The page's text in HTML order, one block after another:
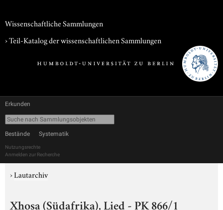
Wissenschaftliche Sammlungen
› Teil-Katalog der wissenschaftlichen Sammlungen
Erkunden
Bestände Systematik
Nutzungsrechte
Anmelden zur Recherche
›Lautarchiv
Xhosa (Südafrika), Lied - PK 866/1